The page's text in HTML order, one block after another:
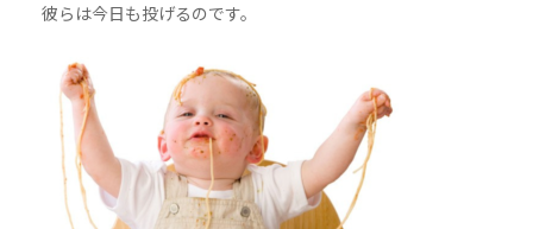
彼らは今日も投げるのです。